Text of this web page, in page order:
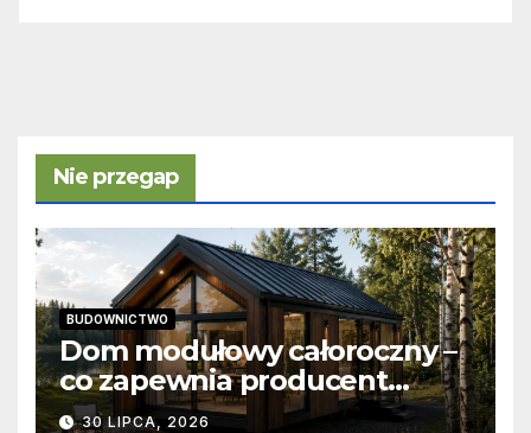
Nie przegap
BUDOWNICTWO
Dom modułowy całoroczny –
co zapewnia producent
domów modułowych?
30 LIPCA, 2026